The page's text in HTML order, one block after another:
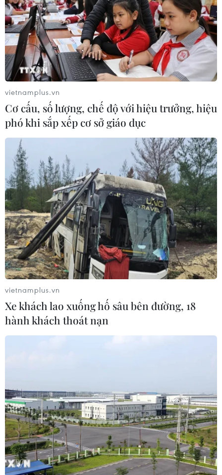
vietnamplus.vn
Cơ cấu, số lượng, chế độ với hiệu trưởng, hiệu
phó khi sắp xếp cơ sở giáo dục
vietnamplus.vn
Xe khách lao xuống hố sâu bên đường, 18
hành khách thoát nạn